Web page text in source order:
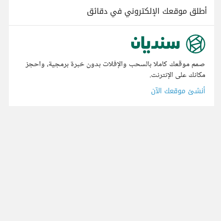
أطلق موقعك الإلكتروني في دقائق
صمم موقعك كاملا بالسحب والإفلات بدون خبرة برمجية، واحجز
مكانك على الإنترنت.
أنشئ موقعك الآن